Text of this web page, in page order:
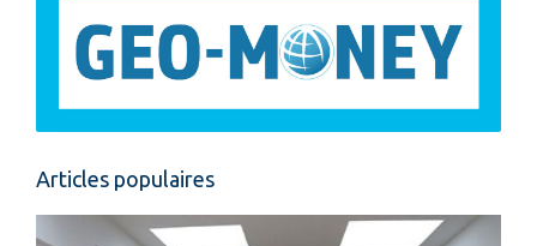
Articles populaires